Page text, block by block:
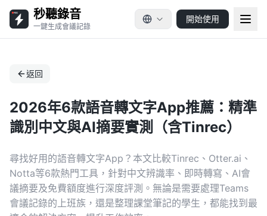
秒聽錄音
一鍵生成會議記錄
開始使用
返回
2026年6款語音轉文字App推薦：精準
識別中文與AI摘要實測（含Tinrec）
尋找好用的語音轉文字App？本文比較Tinrec、Otter.ai、
Notta等6款熱門工具，針對中文辨識率、即時轉寫、AI會
議摘要及免費額度進行深度評測。無論是需要處理Teams
會議記錄的上班族，還是整理課堂筆記的學生，都能找到最